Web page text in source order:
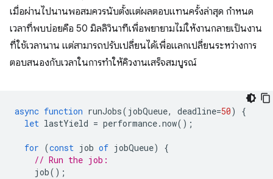
เมื่อผ่านไปนานพอสมควรนับตั้งแต่ผลตอบแทนครั้งล่าสุด กำหนด
เวลาที่พบบ่อยคือ 50 มิลลิวินาทีเพื่อพยายามไม่ให้งานกลายเป็นงาน
ที่ใช้เวลานาน แต่สามารถปรับเปลี่ยนได้เพื่อแลกเปลี่ยนระหว่างการ
ตอบสนองกับเวลาในการทำให้คิวงานเสร็จสมบูรณ์
async function runJobs( jobQueue, deadline=50)
{
let lastYield = performance.now();
for (const job of jobQueue)
{
// Run the job:
job();